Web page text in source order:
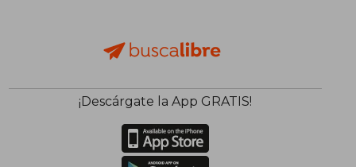
¡Descárgate la App GRATIS!